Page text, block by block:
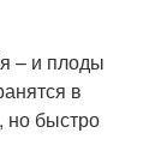
– и плоды
в
но быстро